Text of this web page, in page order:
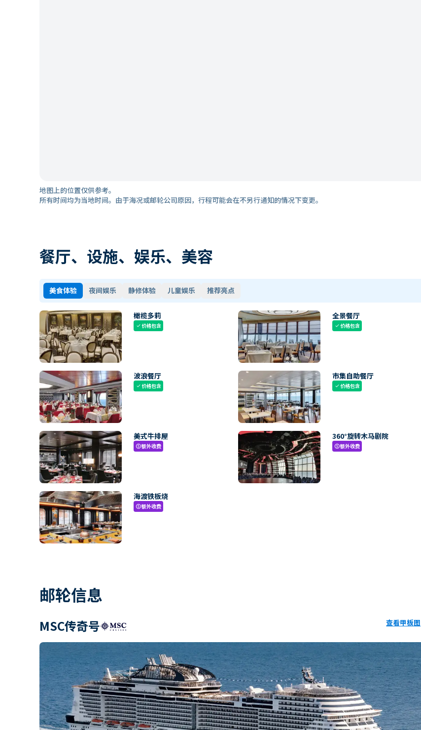
地图上的位置仅供参考。
所有时间均为当地时间。由于海况或邮轮公司原因，行程可能会在不另行通知的情况下变更。
餐厅、设施、娱乐、美容
美食体验 夜间娱乐 静修体验 儿童娱乐 推荐亮点
橄榄多莉
check价格包含
全景餐厅
check价格包含
波浪餐厅
check价格包含
市集自助餐厅
check价格包含
美式牛排屋
paid额外收费
360°旋转木马剧院
paid额外收费
海渡铁板烧
paid额外收费
邮轮信息
MSC传奇号 查看甲板图